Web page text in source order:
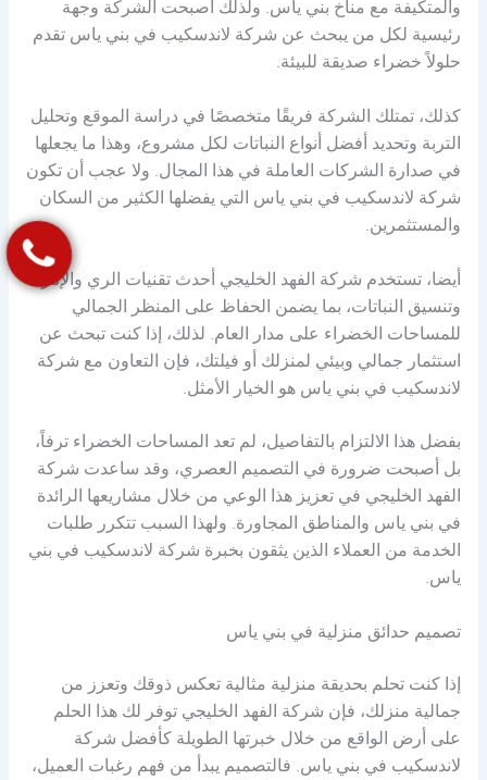
والمتكيفة مع مناخ بني ياس. ولذلك أصبحت الشركة وجهة
رئيسية لكل من يبحث عن شركة لاندسكيب في بني ياس تقدم
حلولاً خضراء صديقة للبيئة.
كذلك، تمتلك الشركة فريقًا متخصصًا في دراسة الموقع وتحليل
التربة وتحديد أفضل أنواع النباتات لكل مشروع، وهذا ما يجعلها
في صدارة الشركات العاملة في هذا المجال. ولا عجب أن تكون
شركة لاندسكيب في بني ياس التي يفضلها الكثير من السكان
والمستثمرين.
أيضا، تستخدم شركة الفهد الخليجي أحدث تقنيات الري والإنارة
وتنسيق النباتات، بما يضمن الحفاظ على المنظر الجمالي
للمساحات الخضراء على مدار العام. لذلك، إذا كنت تبحث عن
استثمار جمالي وبيئي لمنزلك أو فيلتك، فإن التعاون مع شركة
لاندسكيب في بني ياس هو الخيار الأمثل.
بفضل هذا الالتزام بالتفاصيل، لم تعد المساحات الخضراء ترفاً،
بل أصبحت ضرورة في التصميم العصري، وقد ساعدت شركة
الفهد الخليجي في تعزيز هذا الوعي من خلال مشاريعها الرائدة
في بني ياس والمناطق المجاورة. ولهذا السبب تتكرر طلبات
الخدمة من العملاء الذين يثقون بخبرة شركة لاندسكيب في بني
ياس.
تصميم حدائق منزلية في بني ياس
إذا كنت تحلم بحديقة منزلية مثالية تعكس ذوقك وتعزز من
جمالية منزلك، فإن شركة الفهد الخليجي توفر لك هذا الحلم
على أرض الواقع من خلال خبرتها الطويلة كأفضل شركة
لاندسكيب في بني ياس. فالتصميم يبدأ من فهم رغبات العميل،